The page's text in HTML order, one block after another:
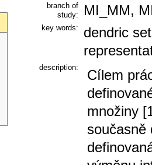
branch of
study:
MI_MM,
key words:
dendric
description:
Cílem
množiny
současně